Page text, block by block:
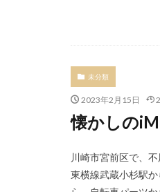
未分類
2023年2月15日
懐かしの
川崎市宮前区で、
東横線武蔵小杉駅